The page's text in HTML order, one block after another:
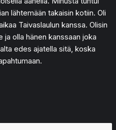
lähtemään takaisin kotiin. Oli
Taivaslaulun kanssa. Olisin
olla hänen kanssaan joka
edes ajatella sitä, koska